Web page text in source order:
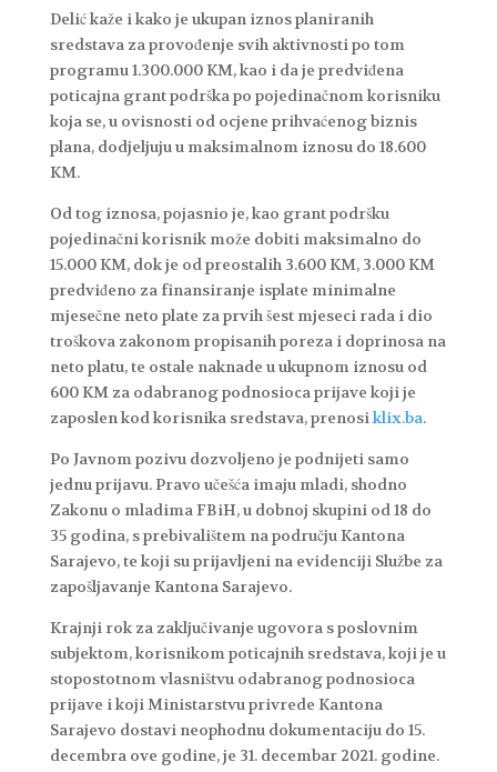
Delić kaže i kako je ukupan iznos planiranih
sredstava za provođenje svih aktivnosti po tom
programu 1.300.000 KM, kao i da je predviđena
poticajna grant podrška po pojedinačnom korisniku
koja se, u ovisnosti od ocjene prihvaćenog biznis
plana, dodjeljuju u maksimalnom iznosu do 18.600
KM.
Od tog iznosa, pojasnio je, kao grant podršku
pojedinačni korisnik može dobiti maksimalno do
15.000 KM, dok je od preostalih 3.600 KM, 3.000 KM
predviđeno za finansiranje isplate minimalne
mjesečne neto plate za prvih šest mjeseci rada i dio
troškova zakonom propisanih poreza i doprinosa na
neto platu, te ostale naknade u ukupnom iznosu od
600 KM za odabranog podnosioca prijave koji je
zaposlen kod korisnika sredstava, prenosi klix.ba.
Po Javnom pozivu dozvoljeno je podnijeti samo
jednu prijavu. Pravo učešća imaju mladi, shodno
Zakonu o mladima FBiH, u dobnoj skupini od 18 do
35 godina, s prebivalištem na području Kantona
Sarajevo, te koji su prijavljeni na evidenciji Službe za
zapošljavanje Kantona Sarajevo.
Krajnji rok za zaključivanje ugovora s poslovnim
subjektom, korisnikom poticajnih sredstava, koji je u
stopostotnom vlasništvu odabranog podnosioca
prijave i koji Ministarstvu privrede Kantona
Sarajevo dostavi neophodnu dokumentaciju do 15.
decembra ove godine, je 31. decembar 2021. godine.